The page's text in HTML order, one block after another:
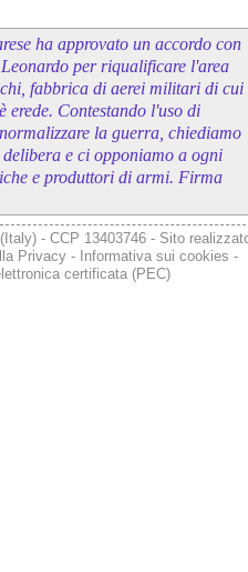
ha approvato un accordo con
per riqualificare l'area
fabbrica di aerei militari di cui
erede. Contestando l'uso di
la guerra, chiediamo
e ci opponiamo a ogni
e produttori di armi. Firma
- CCP 13403746 - Sito
Privacy- Informativa sui cookies -
certificata (PEC)